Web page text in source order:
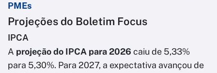
PMEs
Projeções do Boletim Focus
IPCA
A projeção do IPCA para 2026 caiu de 5,33%
para 5,30%. Para 2027, a expectativa avançou de